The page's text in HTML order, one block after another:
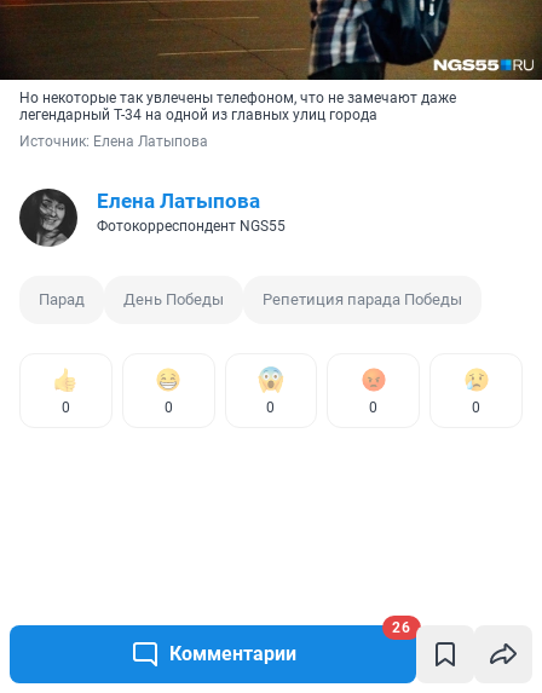
Комментарии
26
Но некоторые так увлечены телефоном, что не замечают даже
легендарный Т-34 на одной из главных улиц города
Источник: Елена Латыпова
Елена Латыпова
Фотокорреспондент NGS55
Парад День Победы Репетиция парада Победы
0 0 0 0 0